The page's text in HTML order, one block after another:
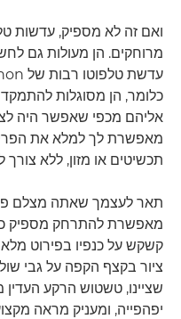
ואם זה לא מספיק, עדשות
מרוחקים. הן מעולות גם
כלומר, הן מסוגלות
אליהם מכפי שאפשר היה
מאפשרת לך למלא את
תכשיטים או מזון, ללא
תאר לעצמך שאתה מצלם
מאפשרת להתרחק מספיק
קשקש על כנפיו בפירוט מלא
ציור בקצף הקפה על גבי
שציינו, טשטוש הרקע
יפהפייה, ומעניק מראה